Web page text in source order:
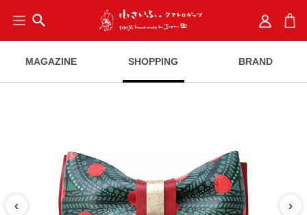
search
MAGAZINE SHOPPING BRAND
‹ ›